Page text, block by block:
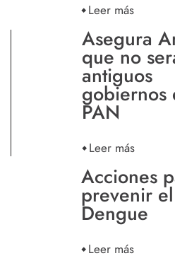
Leer más
Asegura
que no
antiguos
gobiernos
PAN
Leer más
Acciones
prevenir el
Dengue
Leer más